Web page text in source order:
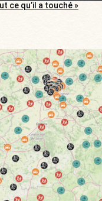
ce qu’il a touché »